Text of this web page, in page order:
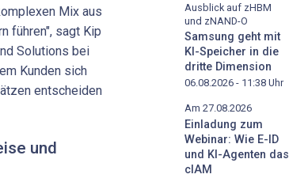
Mix aus
führen", sagt Kip
Solutions bei
Kunden sich
entscheiden
und
Ausblick auf zHBM
und zNAND-O
Samsung geht mit
KI-Speicher in die
dritte Dimension
06.08.2026 - 11:38 Uhr
Am 27.08.2026
Einladung zum
Webinar: Wie E-ID
und KI-Agenten das
cIAM